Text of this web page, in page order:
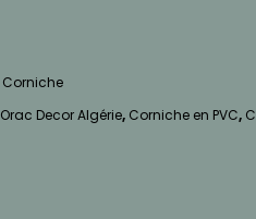
Corniche
Orac Decor Algérie, Corniche en PVC,